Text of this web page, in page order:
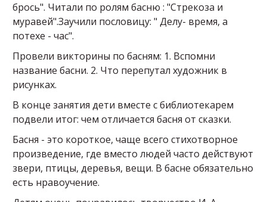
брось". Читали по ролям басню : "Стрекоза и
муравей".Заучили пословицу: " Делу- время, а
потехе - час".
Провели викторины по басням: 1. Вспомни
название басни. 2. Что перепутал художник в
рисунках.
В конце занятия дети вместе с библиотекарем
подвели итог: чем отличается басня от сказки.
Басня - это короткое, чаще всего стихотворное
произведение, где вместо людей часто действуют
звери, птицы, деревья, вещи. В басне обязательно
есть нравоучение.